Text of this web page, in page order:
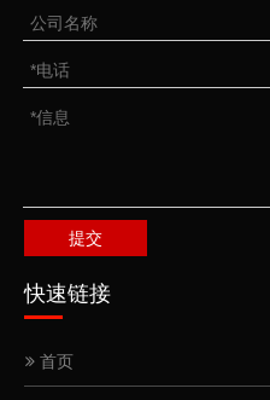
提交
快速链接
首页